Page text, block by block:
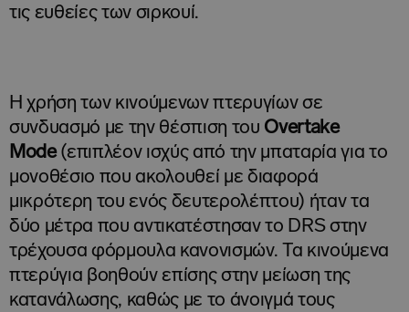
τις ευθείες των σιρκουί.
Η χρήση των κινούμενων πτερυγίων σε
συνδυασμό με την θέσπιση του Overtake
Mode(επιπλέον ισχύς από την μπαταρία για το
μονοθέσιο που ακολουθεί με διαφορά
μικρότερη του ενός δευτερολέπτου) ήταν τα
δύο μέτρα που αντικατέστησαν το DRS στην
τρέχουσα φόρμουλα κανονισμών. Τα κινούμενα
πτερύγια βοηθούν επίσης στην μείωση της
κατανάλωσης, καθώς με το άνοιγμά τους